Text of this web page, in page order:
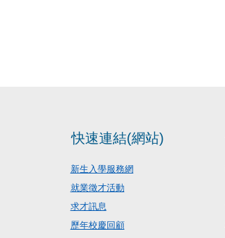
快速連結(網站)
新生入學服務網
就業徵才活動
求才訊息
歷年校慶回顧